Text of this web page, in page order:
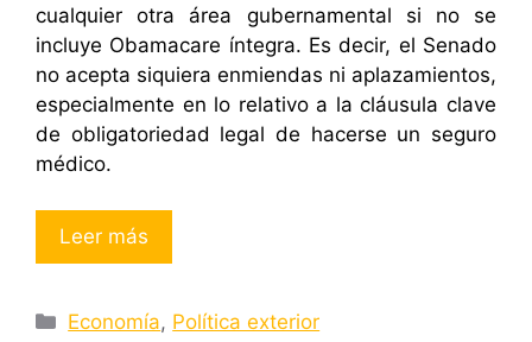
cualquier otra área gubernamental si no se
incluye Obamacare íntegra. Es decir, el Senado
no acepta siquiera enmiendas ni aplazamientos,
especialmente en lo relativo a la cláusula clave
de obligatoriedad legal de hacerse un seguro
médico.
Leer más
Categorías
Economía, Política exterior